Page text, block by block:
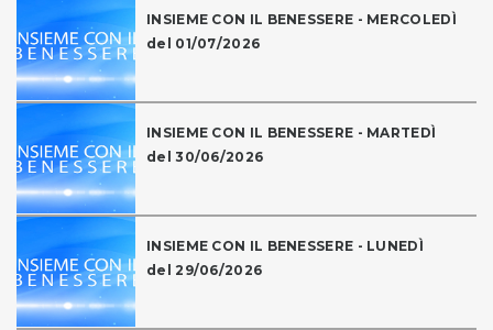
INSIEME CON IL BENESSERE - MERCOLEDÌ
del 01/07/2026
INSIEME CON IL BENESSERE - MARTEDÌ
del 30/06/2026
INSIEME CON IL BENESSERE - LUNEDÌ
del 29/06/2026